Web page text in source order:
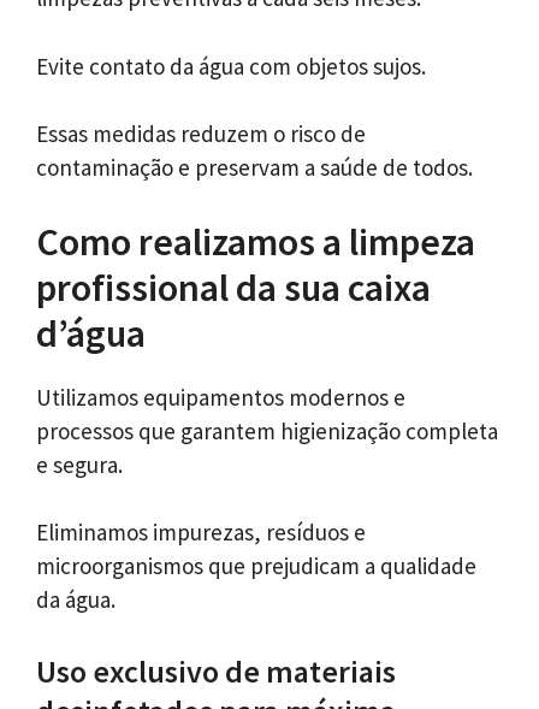
Evite contato da água com objetos sujos.
Essas medidas reduzem o risco de
contaminação e preservam a saúde de todos.
Como realizamos a limpeza
profissional da sua caixa
d’água
Utilizamos equipamentos modernos e
processos que garantem higienização completa
e segura.
Eliminamos impurezas, resíduos e
microorganismos que prejudicam a qualidade
da água.
Uso exclusivo de materiais